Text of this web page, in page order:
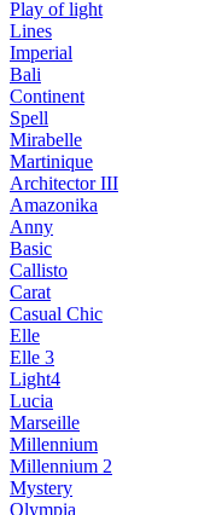
Play of light
Lines
Imperial
Bali
Continent
Spell
Mirabelle
Martinique
Architector III
Amazonika
Anny
Basic
Callisto
Carat
Casual Chic
Elle
Elle 3
Light4
Lucia
Marseille
Millennium
Millennium 2
Mystery
Olympia